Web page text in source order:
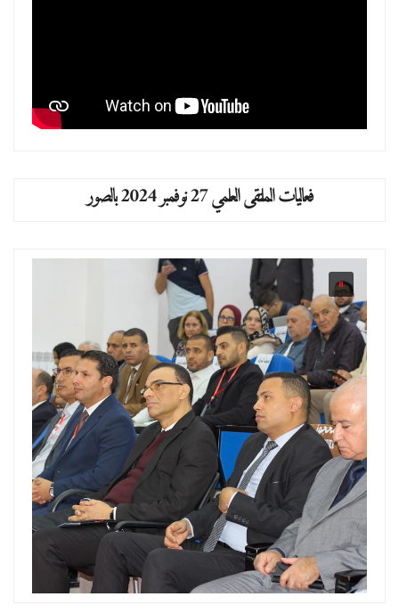
فعاليات الملتقى العلمي 27 نوفمبر 2024 بالصور